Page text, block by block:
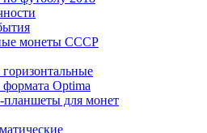
монеты СССР
Optima
для монет